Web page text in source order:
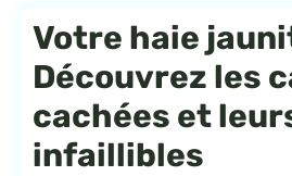
Votre haie
Découvrez les
cachées et
infaillibles